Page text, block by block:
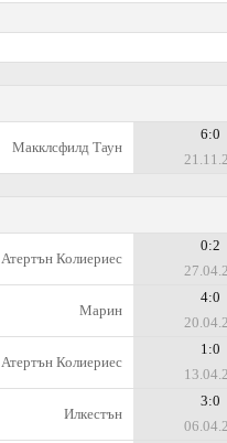
Макклсфилд Таун
6:0
Атертън Колиериес
0:2
Марин
4:0
Атертън Колиериес
1:0
Илкестън
3:0